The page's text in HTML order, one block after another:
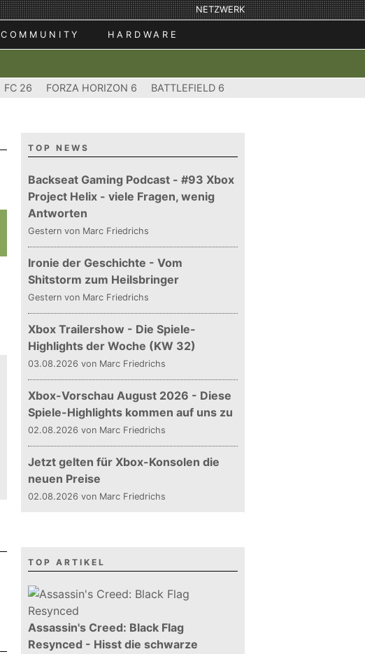
NETZWERK
COMMUNITY HARDWARE
FC 26 FORZA HORIZON 6 BATTLEFIELD 6
TOP NEWS
Backseat Gaming Podcast - #93 Xbox
Project Helix - viele Fragen, wenig
Antworten
Gestern von Marc Friedrichs
Ironie der Geschichte - Vom
Shitstorm zum Heilsbringer
Gestern von Marc Friedrichs
Xbox Trailershow - Die Spiele-
Highlights der Woche (KW 32)
03.08.2026 von Marc Friedrichs
Xbox-Vorschau August 2026 - Diese
Spiele-Highlights kommen auf uns zu
02.08.2026 von Marc Friedrichs
Jetzt gelten für Xbox-Konsolen die
neuen Preise
02.08.2026 von Marc Friedrichs
TOP ARTIKEL
Assassin's Creed: Black Flag
Resynced - Hisst die schwarze